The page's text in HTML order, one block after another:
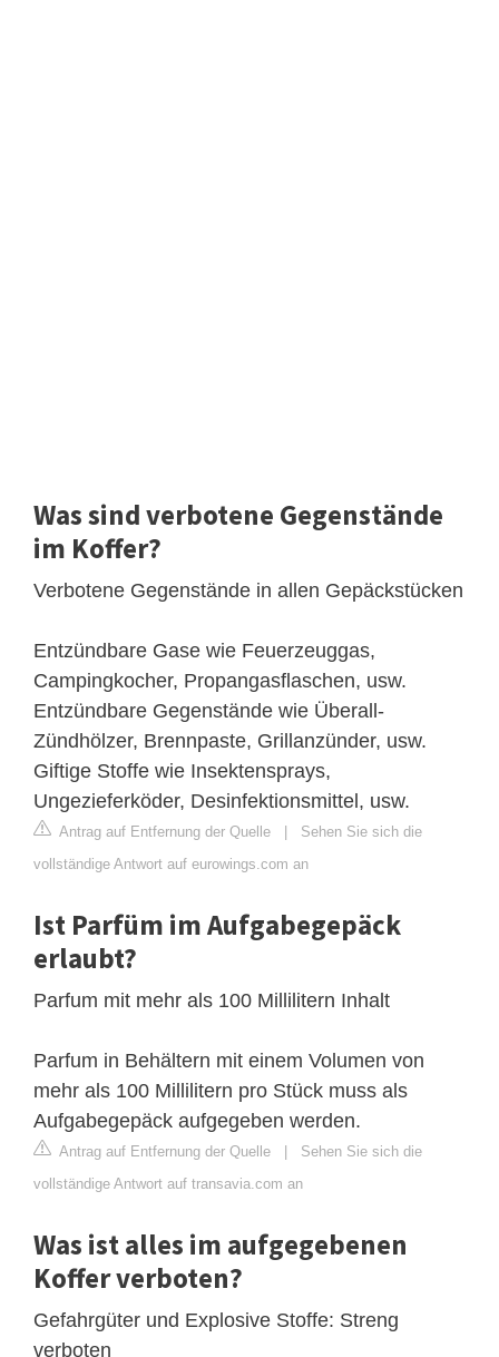
Was sind verbotene Gegenstände
im Koffer?
Verbotene Gegenstände in allen Gepäckstücken
Entzündbare Gase wie Feuerzeuggas,
Campingkocher, Propangasflaschen, usw.
Entzündbare Gegenstände wie Überall-
Zündhölzer, Brennpaste, Grillanzünder, usw.
Giftige Stoffe wie Insektensprays,
Ungezieferköder, Desinfektionsmittel, usw.
Antrag auf Entfernung der Quelle | Sehen Sie sich die
vollständige Antwort auf eurowings.com an
Ist Parfüm im Aufgabegepäck
erlaubt?
Parfum mit mehr als 100 Millilitern Inhalt
Parfum in Behältern mit einem Volumen von
mehr als 100 Millilitern pro Stück muss als
Aufgabegepäck aufgegeben werden.
Antrag auf Entfernung der Quelle | Sehen Sie sich die
vollständige Antwort auf transavia.com an
Was ist alles im aufgegebenen
Koffer verboten?
Gefahrgüter und Explosive Stoffe: Streng
verboten